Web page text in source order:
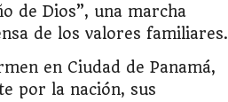
de Dios”, una marcha
de los valores familiares.
en Ciudad de Panamá,
por la nación, sus